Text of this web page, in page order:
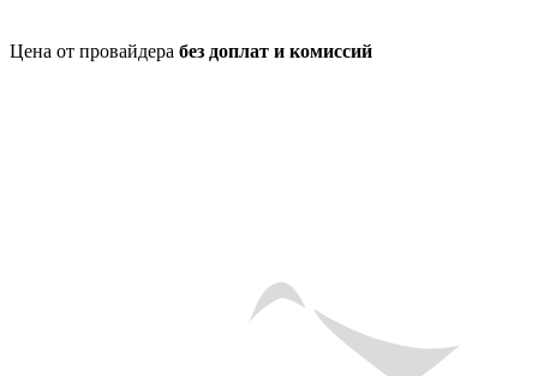
Цена от провайдера без доплат и комиссий